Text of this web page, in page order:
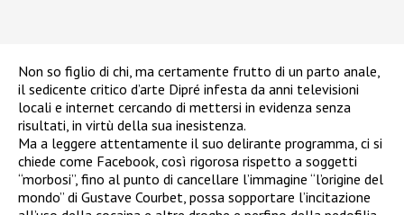
Non so figlio di chi, ma certamente frutto di un parto anale,
il sedicente critico d’arte Dipré infesta da anni televisioni
locali e internet cercando di mettersi in evidenza senza
risultati, in virtù della sua inesistenza.
Ma a leggere attentamente il suo delirante programma, ci si
chiede come Facebook, così rigorosa rispetto a soggetti
“morbosi”, fino al punto di cancellare l’immagine “l’origine del
mondo” di Gustave Courbet, possa sopportare l’incitazione